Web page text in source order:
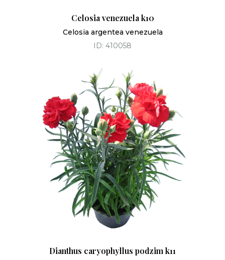
Celosia venezuela k10
Celosia argentea venezuela
ID: 410058
Dianthus caryophyllus podzim k11